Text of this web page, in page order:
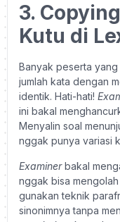
3.
Kutu di
Banyak peserta
jumlah kata dengan
identik. Hati-hati!
ini bakal
Menyalin soal
nggak punya variasi
Examinerbakal
nggak bisa
gunakan teknik
sinonimnya tanpa